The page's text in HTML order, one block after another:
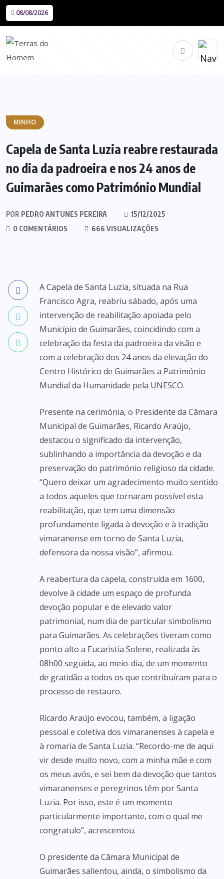
08/08/2026
MINHO
Capela de Santa Luzia reabre restaurada
no dia da padroeira e nos 24 anos de
Guimarães como Património Mundial
POR PEDRO ANTUNES PEREIRA
15/12/2025
0 COMENTÁRIOS
666 VISUALIZAÇÕES
A Capela de Santa Luzia, situada na Rua
Francisco Agra, reabriu sábado, após uma
intervenção de reabilitação apoiada pelo
Município de Guimarães, coincidindo com a
celebração da festa da padroeira da visão e
com a celebração dos 24 anos da elevação do
Centro Histórico de Guimarães a Património
Mundial da Humanidade pela UNESCO.
Presente na cerimónia, o Presidente da Câmara
Municipal de Guimarães, Ricardo Araújo,
destacou o significado da intervenção,
sublinhando a importância da devoção e da
preservação do património religioso da cidade.
“Quero deixar um agradecimento muito sentido
a todos aqueles que tornaram possível esta
reabilitação, que tem uma dimensão
profundamente ligada à devoção e à tradição
vimaranense em torno de Santa Luzia,
defensora da nossa visão”, afirmou.
A reabertura da capela, construída em 1600,
devolve à cidade um espaço de profunda
devoção popular e de elevado valor
patrimonial, num dia de particular simbolismo
para Guimarães. As celebrações tiveram como
ponto alto a Eucaristia Solene, realizada às
08h00 seguida, ao meio-dia, de um momento
de gratidão a todos os que contribuíram para o
processo de restauro.
Ricardo Araújo evocou, também, a ligação
pessoal e coletiva dos vimaranenses à capela e
à romaria de Santa Luzia. “Recordo-me de aqui
vir desde muito novo, com a minha mãe e com
os meus avós, e sei bem da devoção que tantos
vimaranenses e peregrinos têm por Santa
Luzia. Por isso, este é um momento
particularmente importante, com o qual me
congratulo”, acrescentou.
O presidente da Câmara Municipal de
Guimarães salientou, ainda, o simbolismo da